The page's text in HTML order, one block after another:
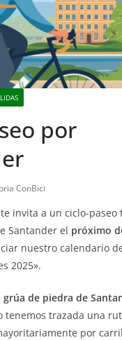
por
ConBici
invita a un ciclo-
Santander el próximo
nuestro calendario
2025».
grúa de piedra de
tenemos trazada una
por